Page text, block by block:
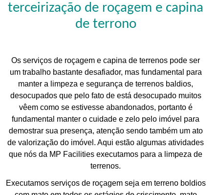
terceirização de roçagem e capina
de terrono
Os serviços de roçagem e capina de terrenos pode ser
um trabalho bastante desafiador, mas fundamental para
manter a limpeza e segurança de terrenos baldios,
desocupados que pelo fato de está desocupado muitos
vêem como se estivesse abandonados, portanto é
fundamental manter o cuidade e zelo pelo imóvel para
demostrar sua presença, atenção sendo também um ato
de valorização do imóvel. Aqui estão algumas atividades
que nós da MP Facilities executamos para a limpeza de
terrenos.
Executamos serviços de roçagem seja em terreno boldios